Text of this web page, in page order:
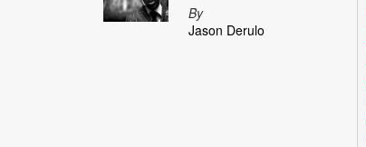
By
Jason Derulo